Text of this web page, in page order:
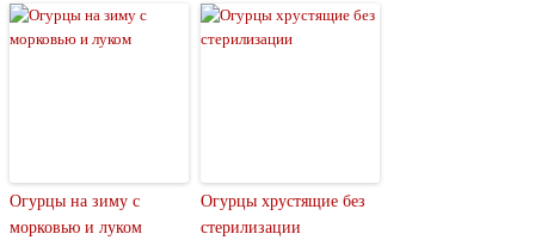
Огурцы на зиму с
морковью и луком
Огурцы хрустящие без
стерилизации